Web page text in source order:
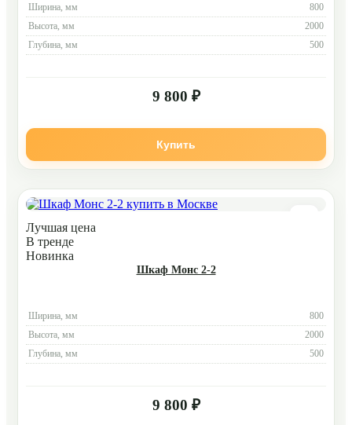
Ширина, мм
800
Высота, мм
2000
Глубина, мм
500
9 800 ₽
Купить
Лучшая цена
В тренде
Новинка
Шкаф Монс 2-2
Ширина, мм
800
Высота, мм
2000
Глубина, мм
500
9 800 ₽